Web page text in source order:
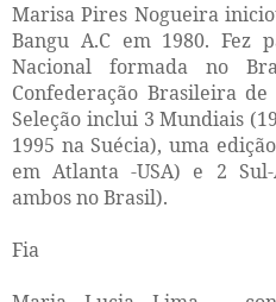
Marisa Pires Nogueira
Bangu A.C em 1980. Fez
Nacional formada no
Confederação Brasileira
Seleção inclui 3 Mundiais
1995 na Suécia), uma
em Atlanta -USA) e 2
ambos no Brasil).
Fia